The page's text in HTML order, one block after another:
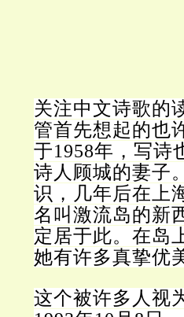
关注中文诗歌的
管首先想起的也
于1958年，写诗
诗人顾城的妻子
识，几年后在上
名叫激流岛的新
定居于此。在岛
她有许多真挚优
这个被许多人视